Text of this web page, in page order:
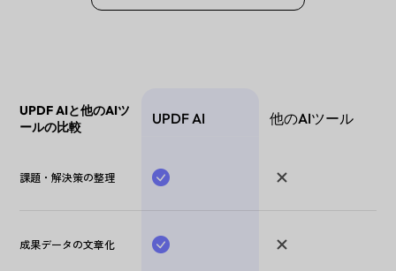
UPDF AIと他のAIツ
ールの比較
UPDF AI 他のAIツール
課題・解決策の整理
成果データの文章化